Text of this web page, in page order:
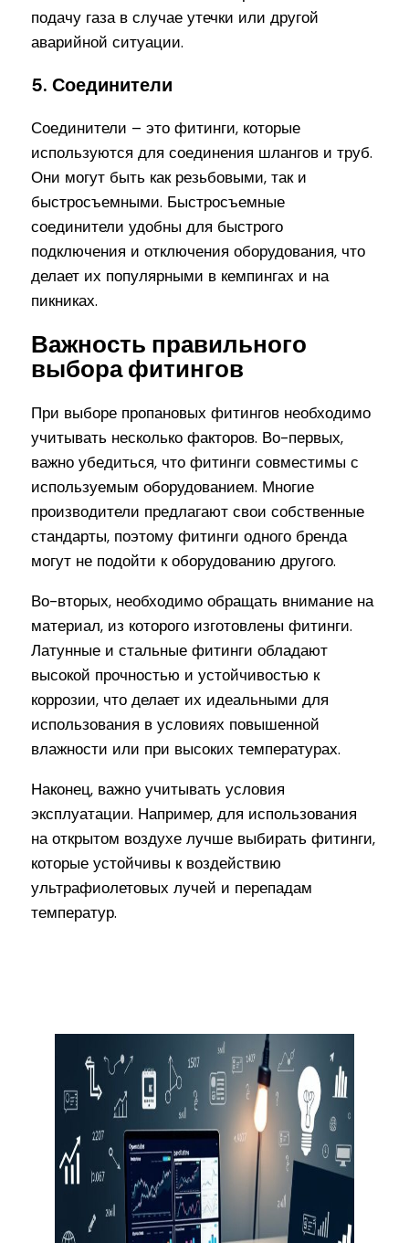
подачу газа в случае утечки или другой
аварийной ситуации.
5. Соединители
Соединители – это фитинги, которые
используются для соединения шлангов и труб.
Они могут быть как резьбовыми, так и
быстросъемными. Быстросъемные
соединители удобны для быстрого
подключения и отключения оборудования, что
делает их популярными в кемпингах и на
пикниках.
Важность правильного
выбора фитингов
При выборе пропановых фитингов необходимо
учитывать несколько факторов. Во-первых,
важно убедиться, что фитинги совместимы с
используемым оборудованием. Многие
производители предлагают свои собственные
стандарты, поэтому фитинги одного бренда
могут не подойти к оборудованию другого.
Во-вторых, необходимо обращать внимание на
материал, из которого изготовлены фитинги.
Латунные и стальные фитинги обладают
высокой прочностью и устойчивостью к
коррозии, что делает их идеальными для
использования в условиях повышенной
влажности или при высоких температурах.
Наконец, важно учитывать условия
эксплуатации. Например, для использования
на открытом воздухе лучше выбирать фитинги,
которые устойчивы к воздействию
ультрафиолетовых лучей и перепадам
температур.